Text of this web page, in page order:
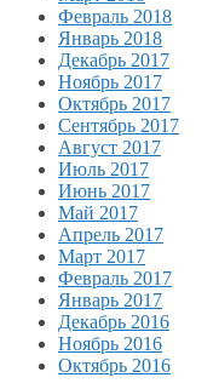
Февраль 2018
Январь 2018
Декабрь 2017
Ноябрь 2017
Октябрь 2017
Сентябрь 2017
Август 2017
Июль 2017
Июнь 2017
Май 2017
Апрель 2017
Март 2017
Февраль 2017
Январь 2017
Декабрь 2016
Ноябрь 2016
Октябрь 2016